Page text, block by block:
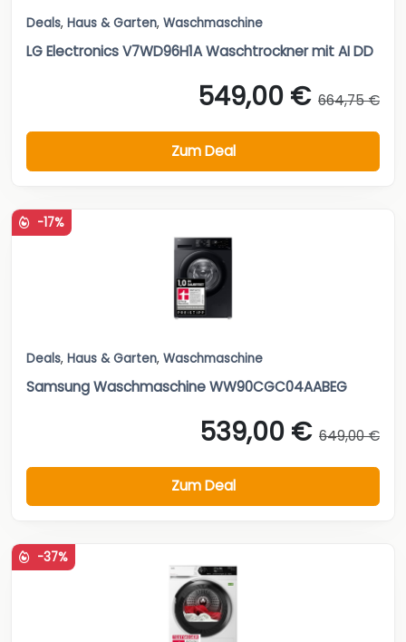
Deals, Haus & Garten, Waschmaschine
LG Electronics V7WD96H1A Waschtrockner mit AI DD
549,00 € 664,75 €
Zum Deal
-17%
Deals, Haus & Garten, Waschmaschine
Samsung Waschmaschine WW90CGC04AABEG
539,00 € 649,00 €
Zum Deal
-37%